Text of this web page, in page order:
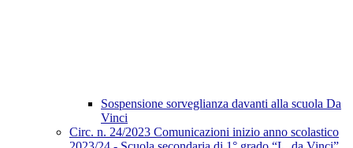
Sospensione sorveglianza davanti alla scuola Da
Vinci
Circ. n. 24/2023 Comunicazioni inizio anno scolastico